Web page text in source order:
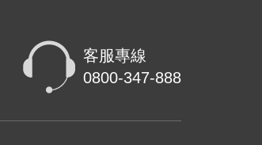
客服專線
0800-347-888